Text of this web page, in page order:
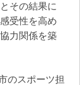
その結果に
受性を高め
力関係を築
のスポーツ担